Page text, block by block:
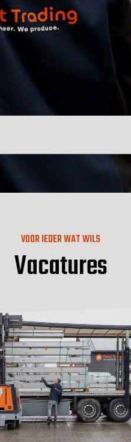
VOOR IEDER WAT WILS
Vacatures